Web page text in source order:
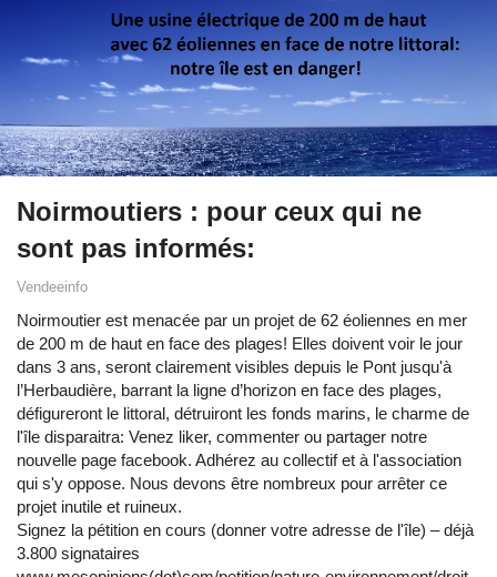
Noirmoutiers : pour ceux qui ne
sont pas informés:
Vendeeinfo
Noirmoutier est menacée par un projet de 62 éoliennes en mer
de 200 m de haut en face des plages! Elles doivent voir le jour
dans 3 ans, seront clairement visibles depuis le Pont jusqu'à
l’Herbaudière, barrant la ligne d’horizon en face des plages,
défigureront le littoral, détruiront les fonds marins, le charme de
l'île disparaitra: Venez liker, commenter ou partager notre
nouvelle page facebook. Adhérez au collectif et à l'association
qui s'y oppose. Nous devons être nombreux pour arrêter ce
projet inutile et ruineux.
Signez la pétition en cours (donner votre adresse de l'île) – déjà
3.800 signataires